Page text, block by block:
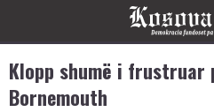
Klopp shumë i frustruar
Bornemouth